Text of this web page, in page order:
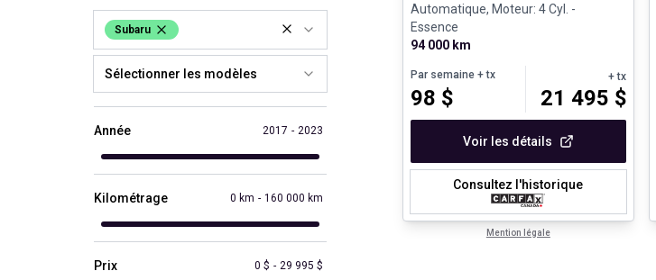
Subaru
Sélectionner les modèles
Année 2017 - 2023
Kilométrage 0 km - 160 000 km
Prix 0 $ - 29 995 $
Automatique, Moteur: 4 Cyl. -
Essence
94 000 km
Par semaine + tx
98 $
+ tx
21 495 $
Voir les détails
Consultez l'historique
Mention légale